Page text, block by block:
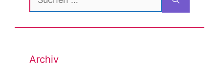
nach:
Archiv